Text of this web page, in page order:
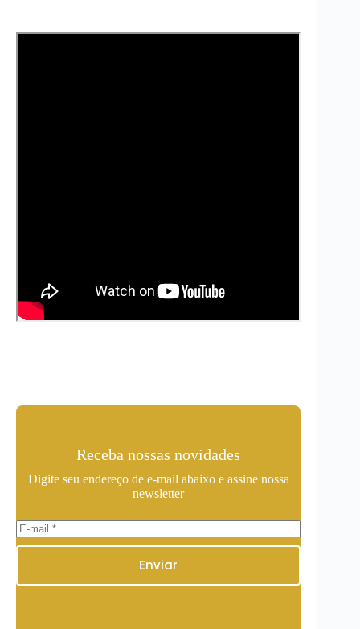
Receba nossas novidades
Digite seu endereço de e-mail abaixo e assine nossa
newsletter
Enviar